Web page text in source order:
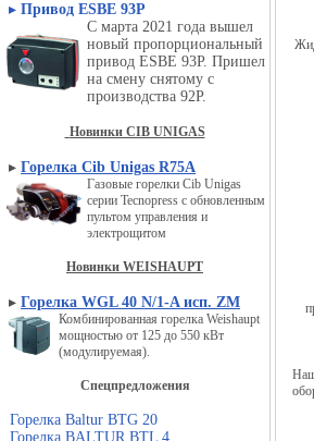
▸ Привод ESBE 93P
С марта 2021 года вышел
новый пропорциональный
привод ESBE 93P. Пришел
на смену снятому с
производства 92P.
Новинки CIB UNIGAS
▸ Горелка Cib Unigas R75A
Газовые горелки Cib Unigas
серии Tecnopress с обновленным
пультом управления и
электрощитом
Новинки WEISHAUPT
▸ Горелка WGL 40 N/1-A исп. ZM
Комбинированная горелка Weishaupt
мощностью от 125 до 550 кВт
(модулируемая).
Спецпредложения
Горелка Baltur BTG 20
Горелка BALTUR BTL 4